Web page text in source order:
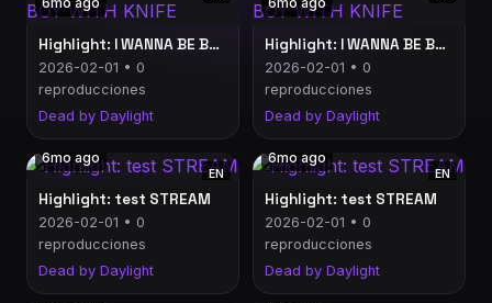
Highlight: I WANNA BE BOY WITH KNIFE
2026-02-01 • 0
reproducciones
Dead by Daylight
Highlight: I WANNA BE BOY WITH KNIFE
2026-02-01 • 0
reproducciones
Dead by Daylight
6mo ago
EN
Highlight: test STREAM
2026-02-01 • 0
reproducciones
Dead by Daylight
6mo ago
EN
Highlight: test STREAM
2026-02-01 • 0
reproducciones
Dead by Daylight